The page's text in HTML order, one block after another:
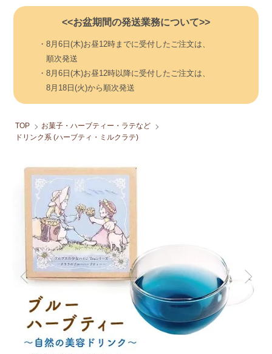
<<お盆期間の発送業務について>>
・8月6日(木)お昼12時までに受付したご注文は、
順次発送
・8月6日(木)お昼12時以降に受付したご注文は、
8月18日(火)から順次発送
TOP
お菓子・ハーブティー・ラテなど
ドリンク系 (ハーブティ・ミルクラテ)